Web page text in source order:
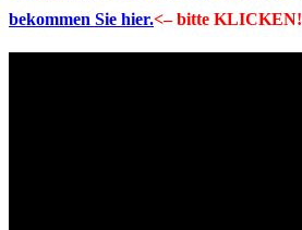
bekommen Sie hier.<– bitte KLICKEN!